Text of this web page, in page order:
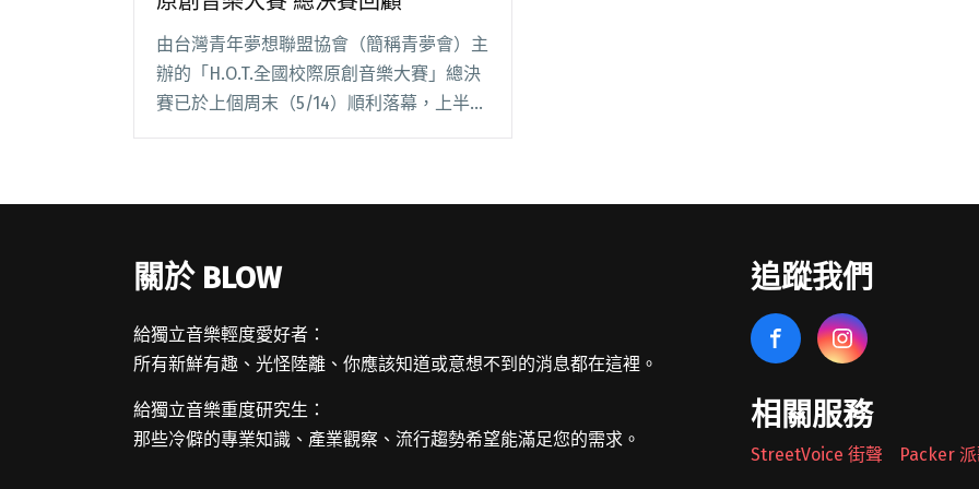
由台灣青年夢想聯盟協會（簡稱青夢會）主
辦的「H.O.T.全國校際原創音樂大賽」總決
賽已於上個周末（5/14）順利落幕，上半場
由 12 組高中職參賽者相繼登場，下半場則
關於 BLOW
給獨立音樂輕度愛好者：
所有新鮮有趣、光怪陸離、你應該知道或意想不到的消息都在這裡。
給獨立音樂重度研究生：
那些冷僻的專業知識、產業觀察、流行趨勢希望能滿足您的需求。
追蹤我們
相關服務
StreetVoice 街聲 Packer